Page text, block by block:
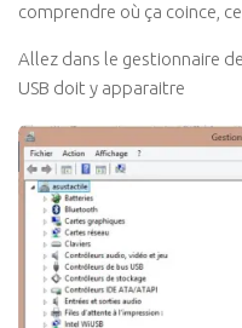
comprendre où ça coince,
Allez dans le gestionnaire
USB doit y apparaitre